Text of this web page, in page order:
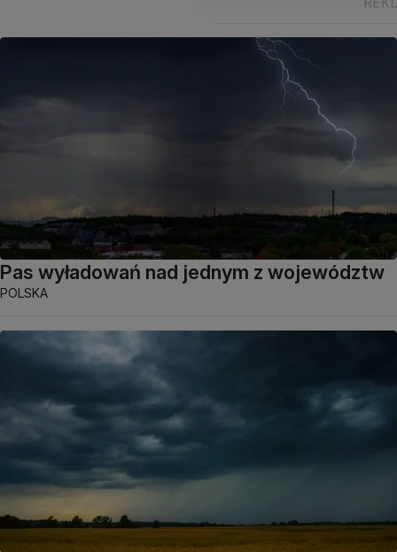
Pas wyładowań nad jednym z województw
POLSKA